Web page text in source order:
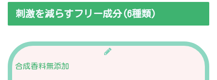
刺激を減らすフリー成分(6種類)
合成香料無添加